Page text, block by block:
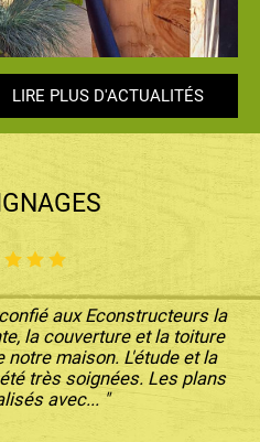
LIRE PLUS D'ACTUALITÉS
LIRE PLUS D'ACTUALITÉS
LIRE PLUS D'ACTUALITÉS
LIRE PLUS D'ACTUALITÉS
LIRE PLUS D'ACTUALITÉS
aux Econstructeurs la
la couverture et la toiture
maison. L'étude et la
très soignées. Les plans
avec... "